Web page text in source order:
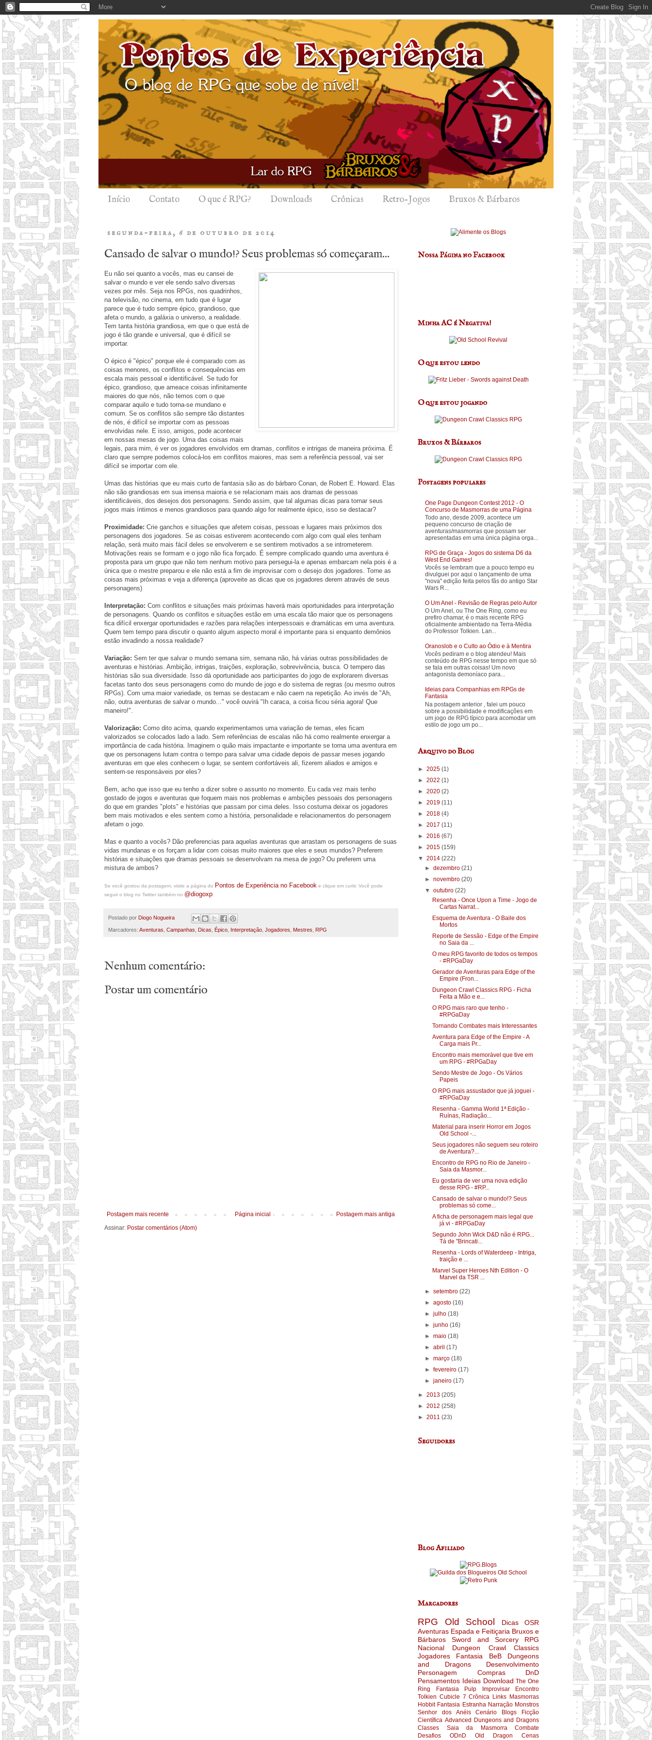
Início Contato O que é RPG? Downloads Crônicas Retro-Jogos Bruxos & Bárbaros
segunda-feira, 6 de outubro de 2014
Cansado de salvar o mundo!? Seus problemas só começaram...
Eu não sei quanto a vocês, mas eu cansei de
salvar o mundo e ver ele sendo salvo diversas
vezes por mês. Seja nos RPGs, nos quadrinhos,
na televisão, no cinema, em tudo que é lugar
parece que é tudo sempre épico, grandioso, que
afeta o mundo, a galáxia o universo, a realidade.
Tem tanta história grandiosa, em que o que está de
jogo é tão grande e universal, que é difícil se
importar.
O épico é "épico" porque ele é comparado com as
coisas menores, os conflitos e consequências em
escala mais pessoal e identificável. Se tudo for
épico, grandioso, que ameace coisas infinitamente
maiores do que nós, não temos com o que
comparar aquilo e tudo torna-se mundano e
comum. Se os conflitos são sempre tão distantes
de nós, é difícil se importar com as pessoas
envolvidas nele. E isso, amigos, pode acontecer
em nossas mesas de jogo. Uma das coisas mais
legais, para mim, é ver os jogadores envolvidos em dramas, conflitos e intrigas de maneira próxima. É
claro que sempre podemos colocá-los em conflitos maiores, mas sem a referência pessoal, vai ser
difícil se importar com ele.
Umas das histórias que eu mais curto de fantasia são as do bárbaro Conan, de Robert E. Howard. Elas
não são grandiosas em sua imensa maioria e se relacionam mais aos dramas de pessoas
identificáveis, dos desejos dos personagens. Sendo assim, que tal algumas dicas para tornar seus
jogos mais íntimos e menos grandiosos para quando algo for realmente épico, isso se destacar?
Proximidade: Crie ganchos e situações que afetem coisas, pessoas e lugares mais próximos dos
personagens dos jogadores. Se as coisas estiverem acontecendo com algo com qual eles tenham
relação, será muito mais fácil deles se envolverem e se sentirem motivados a se intrometerem.
Motivações reais se formam e o jogo não fica forçado. É sempre complicado quando uma aventura é
proposta para um grupo que não tem nenhum motivo para persegui-la e apenas embarcam nela pois é a
única que o mestre preparou e ele não está a fim de improvisar com o desejo dos jogadores. Torne as
coisas mais próximas e veja a diferença (aproveite as dicas que os jogadores derem através de seus
personagens)
Interpretação: Com conflitos e situações mais próximas haverá mais oportunidades para interpretação
de personagens. Quando os conflitos e situações estão em uma escala tão maior que os personagens
fica difícil enxergar oportunidades e razões para relações interpessoais e dramáticas em uma aventura.
Quem tem tempo para discutir o quanto algum aspecto moral é importante para si enquanto demônios
estão invadindo a nossa realidade?
Variação: Sem ter que salvar o mundo semana sim, semana não, há várias outras possibilidades de
aventuras e histórias. Ambição, intrigas, traições, exploração, sobrevivência, busca. O tempero das
histórias são sua diversidade. Isso dá oportunidade aos participantes do jogo de explorarem diversas
facetas tanto dos seus personagens como do mundo de jogo e do sistema de regras (ou mesmo outros
RPGs). Com uma maior variedade, os temas se destacam e não caem na repetição. Ao invés de "Ah,
não, outra aventuras de salvar o mundo..." você ouvirá "Ih caraca, a coisa ficou séria agora! Que
maneiro!".
Valorização: Como dito acima, quando experimentamos uma variação de temas, eles ficam
valorizados se colocados lado a lado. Sem referências de escalas não há como realmente enxergar a
importância de cada história. Imaginem o quão mais impactante e importante se torna uma aventura em
que os personagens lutam contra o tempo para salvar uma cidade depois de passar meses jogando
aventuras em que eles conhecem o lugar, se sentem confortáveis ali, fizerem aliados e amigos e
sentem-se responsáveis por eles?
Bem, acho que isso que eu tenho a dizer sobre o assunto no momento. Eu cada vez mais tenho
gostado de jogos e aventuras que foquem mais nos problemas e ambições pessoais dos personagens
do que em grandes "plots" e histórias que passam por cima deles. Isso costuma deixar os jogadores
bem mais motivados e eles sentem como a história, personalidade e relacionamentos do personagem
afetam o jogo.
Mas e quanto a vocês? Dão preferencias para aquelas aventuras que arrastam os personagens de suas
vidas mundanas e os forçam a lidar com coisas muito maiores que eles e seus mundos? Preferem
histórias e situações que dramas pessoais se desenvolvam na mesa de jogo? Ou preferem uma
mistura de ambos?
Se você gostou da postagem, visite a página do Pontos de Experiência no Facebook e clique em curtir. Você pode
seguir o blog no Twitter também no @diogoxp.
Postado por Diogo Nogueira
Marcadores: Aventuras Campanhas Dicas Épico Interpretação Jogadores Mestres RPG
Nenhum comentário:
Postar um comentário
Postagem mais recente Postagem mais antiga
Página inicial
Assinar: Postar comentários (Atom)
Nossa Página no Facebook
Minha AC é Negativa!
O que estou lendo
O que estou jogando
Bruxos & Bárbaros
Postagens populares
One Page Dungeon Contest 2012 - O
Concurso de Masmorras de uma Página
Todo ano, desde 2009, acontece um
pequeno concurso de criação de
aventuras/masmorras que possam ser
apresentadas em uma única página orga...
RPG de Graça - Jogos do sistema D6 da
West End Games!
Vocês se lembram que a pouco tempo eu
divulguei por aqui o lançamento de uma
"nova" edição feita pelos fãs do antigo Star
Wars R...
O Um Anel - Revisão de Regras pelo Autor
O Um Anel, ou The One Ring, como eu
prefiro chamar, é o mais recente RPG
oficialmente ambientado na Terra-Média
do Professor Tolkien. Lan...
Oranoslob e o Culto ao Ódio e à Mentira
Vocês pediram e o blog atendeu! Mais
conteúdo de RPG nesse tempo em que só
se fala em outras coisas! Um novo
antagonista demoníaco para...
Ideias para Companhias em RPGs de
Fantasia
Na postagem anterior , falei um pouco
sobre a possibilidade e modificações em
um jogo de RPG típico para acomodar um
estilo de jogo um po...
Arquivo do Blog
► 2025 (1)
► 2022 (1)
► 2020 (2)
► 2019 (11)
► 2018 (4)
► 2017 (11)
► 2016 (67)
► 2015 (159)
▼ 2014 (222)
►dezembro(21)
►novembro(20)
▼outubro(22)
Resenha - Once Upon a Time - Jogo de
Cartas Narrat...
Esquema de Aventura - O Baile dos
Mortos
Reporte de Sessão - Edge of the Empire
no Saia da ...
O meu RPG favorito de todos os tempos
- #RPGaDay
Gerador de Aventuras para Edge of the
Empire (Fron...
Dungeon Crawl Classics RPG - Ficha
Feita a Mão e e...
O RPG mais raro que tenho -
#RPGaDay
Tornando Combates mais Interessantes
Aventura para Edge of the Empire - A
Carga mais Pr...
Encontro mais memorável que tive em
um RPG - #RPGaDay
Sendo Mestre de Jogo - Os Vários
Papeis
O RPG mais assustador que já joguei -
#RPGaDay
Resenha - Gamma World 1ª Edição -
Ruínas, Radiação...
Material para inserir Horror em Jogos
Old School -...
Seus jogadores não seguem seu roteiro
de Aventura?...
Encontro de RPG no Rio de Janeiro -
Saia da Masmor...
Eu gostaria de ver uma nova edição
desse RPG - #RP...
Cansado de salvar o mundo!? Seus
problemas só come...
A ficha de personagem mais legal que
já vi - #RPGaDay
Segundo John Wick D&D não é RPG...
Tá de "Brincati...
Resenha - Lords of Waterdeep - Intriga,
traição e ...
Marvel Super Heroes Nth Edition - O
Marvel da TSR ...
►setembro(22)
►agosto(16)
►julho(18)
►junho(16)
►maio(18)
►abril(17)
►março(18)
►fevereiro(17)
►janeiro(17)
► 2013 (205)
► 2012 (258)
► 2011 (23)
Seguidores
Blog Afiliado
Marcadores
RPG Old School Dicas
OSR
Aventuras Espada e Feitiçaria Bruxos e
Bárbaros
Sword and Sorcery
RPG
Nacional
Dungeon Crawl Classics
Jogadores
Fantasia BeB
Dungeons
and Dragons
Desenvolvimento
Personagem
Compras
DnD
Pensamentos Ideias Download The One
Ring
Fantasia Pulp Improvisar
Encontro
Tolkien Cubicle 7 Crônica Links Masmorras
Hobbit Fantasia Estranha Narração Monstros
Senhor dos Anéis
Cenário Blogs
Ficção
Científica Advanced Dungeons and Dragons
Classes
Saia da Masmorra
Combate
Desafios
ODnD Old Dragon
Cenas